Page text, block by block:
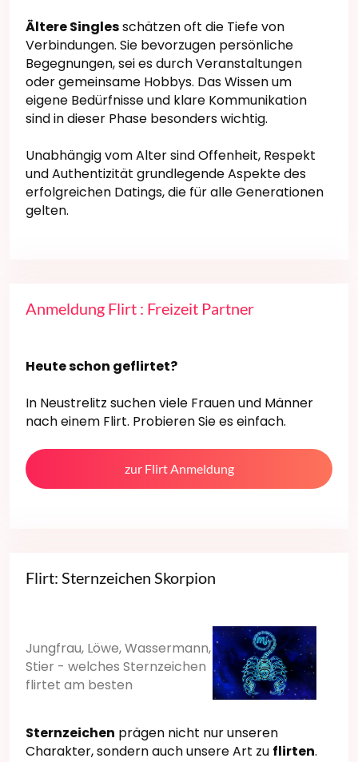
Ältere Singlesschätzen oft die Tiefe von
Verbindungen. Sie bevorzugen persönliche
Begegnungen, sei es durch Veranstaltungen
oder gemeinsame Hobbys. Das Wissen um
eigene Bedürfnisse und klare Kommunikation
sind in dieser Phase besonders wichtig.
Unabhängig vom Alter sind Offenheit, Respekt
und Authentizität grundlegende Aspekte des
erfolgreichen Datings, die für alle Generationen
gelten.
Anmeldung Flirt : Freizeit Partner
Heute schon geflirtet?
In Neustrelitz suchen viele Frauen und Männer
nach einem Flirt. Probieren Sie es einfach.
zur Flirt Anmeldung
Flirt: Sternzeichen Skorpion
Jungfrau, Löwe, Wassermann,
Stier - welches Sternzeichen
flirtet am besten
Sternzeichen prägen nicht nur unseren
Charakter, sondern auch unsere Art zu flirten.